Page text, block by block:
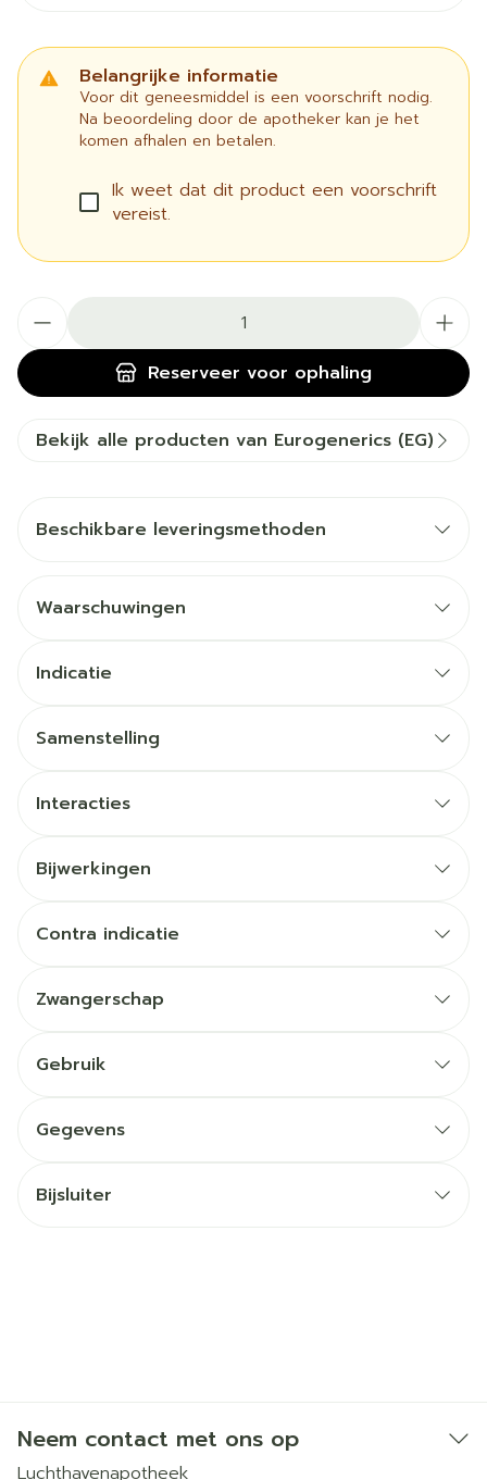
Belangrijke informatie
Voor dit geneesmiddel is een voorschrift nodig.
Na beoordeling door de apotheker kan je het
komen afhalen en betalen.
Ik weet dat dit product een voorschrift
vereist.
Reserveer voor ophaling
Bekijk alle producten van Eurogenerics (EG)
Beschikbare leveringsmethoden
Waarschuwingen
Indicatie
Samenstelling
Interacties
Bijwerkingen
Contra indicatie
Zwangerschap
Gebruik
Gegevens
Bijsluiter
Neem contact met ons op
Luchthavenapotheek